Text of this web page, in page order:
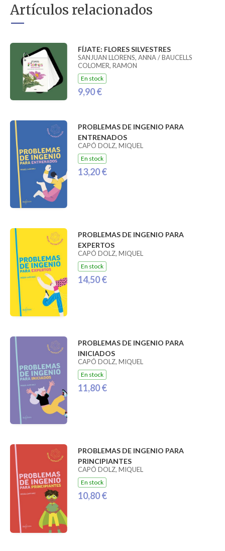
Artículos relacionados
FÍJATE: FLORES SILVESTRES
SANJUAN LLORENS, ANNA / BAUCELLS
COLOMER, RAMON
En stock
9,90 €
PROBLEMAS DE INGENIO PARA
ENTRENADOS
CAPÓ DOLZ, MIQUEL
En stock
13,20 €
PROBLEMAS DE INGENIO PARA
EXPERTOS
CAPÓ DOLZ, MIQUEL
En stock
14,50 €
PROBLEMAS DE INGENIO PARA
INICIADOS
CAPÓ DOLZ, MIQUEL
En stock
11,80 €
PROBLEMAS DE INGENIO PARA
PRINCIPIANTES
CAPÓ DOLZ, MIQUEL
En stock
10,80 €